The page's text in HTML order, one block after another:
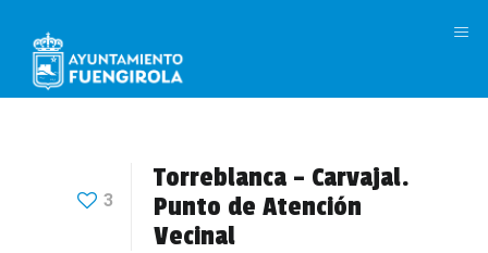
3
Torreblanca – Carvajal.
Punto de Atención
Vecinal